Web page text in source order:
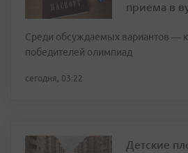
приема в
Среди обсуждаемых вариантов —
победителей олимпиад
сегодня, 03:22
Детские